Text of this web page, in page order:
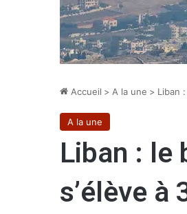
Accueil > A la une > Liban
A la une
Liban : le
s’élève à